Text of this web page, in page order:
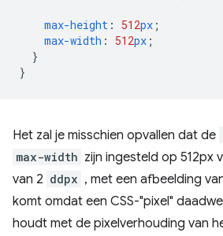
max-height : 512px ;
max-width : 512px ;
}
}
Het zal je misschien opvallen dat de
max-width zijn ingesteld op 512px
van 2 ddpx , met een afbeelding
komt omdat een CSS-"pixel"
houdt met de pixelverhouding van